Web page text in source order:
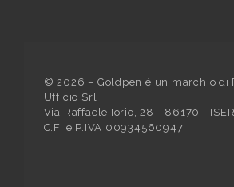
© 2026 – Goldpen è un marchio di
Ufficio Srl
Via Raffaele Iorio, 28 - 86170 -
C.F. e P.IVA 00934560947